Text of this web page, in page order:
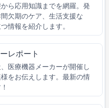
ら応用知識までを網羅。発
欠期のケア、生活支援な
情報を紹介します。
レポート
医療機器メーカーが開催し
をお伝えします。最新の情